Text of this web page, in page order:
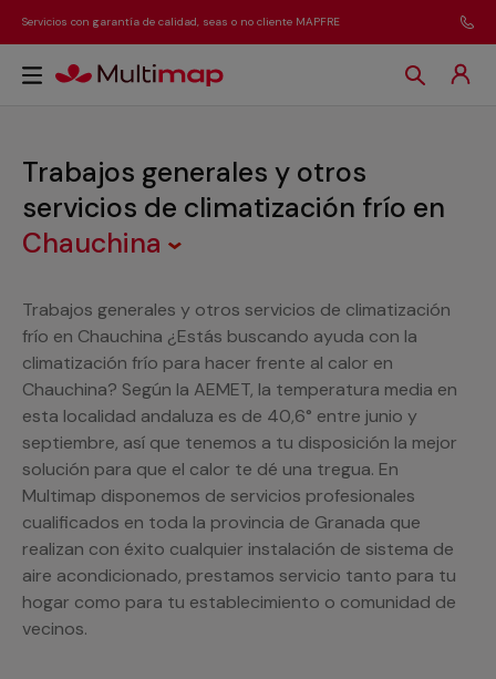
Servicios con garantía de calidad, seas o no cliente MAPFRE
Trabajos generales y otros
servicios de climatización frío en
Chauchina
Trabajos generales y otros servicios de climatización
frío en Chauchina ¿Estás buscando ayuda con la
climatización frío para hacer frente al calor en
Chauchina? Según la AEMET, la temperatura media en
esta localidad andaluza es de 40,6° entre junio y
septiembre, así que tenemos a tu disposición la mejor
solución para que el calor te dé una tregua. En
Multimap disponemos de servicios profesionales
cualificados en toda la provincia de Granada que
realizan con éxito cualquier instalación de sistema de
aire acondicionado, prestamos servicio tanto para tu
hogar como para tu establecimiento o comunidad de
vecinos.